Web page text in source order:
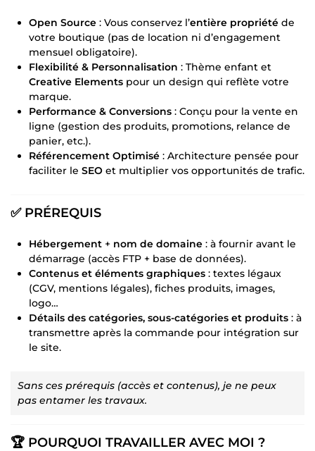
Open Source : Vous conservez l’entière propriété de
votre boutique (pas de location ni d’engagement
mensuel obligatoire).
Flexibilité & Personnalisation : Thème enfant et
Creative Elements pour un design qui reflète votre
marque.
Performance & Conversions : Conçu pour la vente en
ligne (gestion des produits, promotions, relance de
panier, etc.).
Référencement Optimisé : Architecture pensée pour
faciliter le SEO et multiplier vos opportunités de trafic.
✅ PRÉREQUIS
Hébergement + nom de domaine : à fournir avant le
démarrage (accès FTP + base de données).
Contenus et éléments graphiques : textes légaux
(CGV, mentions légales), fiches produits, images,
logo…
Détails des catégories, sous-catégories et produits : à
transmettre après la commande pour intégration sur
le site.
Sans ces prérequis (accès et contenus), je ne peux
pas entamer les travaux.
🏆 POURQUOI TRAVAILLER AVEC MOI ?